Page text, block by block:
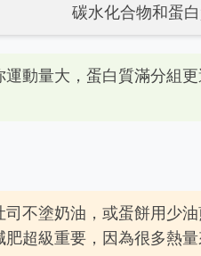
碳水化合物和蛋
動量大，蛋白質滿分組更
不塗奶油，或蛋餅用少
超級重要，因為很多熱